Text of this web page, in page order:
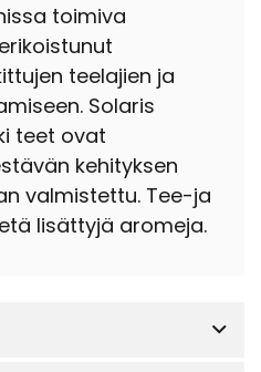
toimiva
teelajien ja
Solaris
teet ovat
kehityksen
valmistettu. Tee-ja
lisättyjä aromeja.